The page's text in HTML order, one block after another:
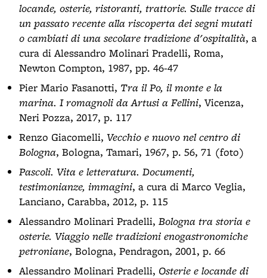
locande, osterie, ristoranti, trattorie. Sulle tracce di
un passato recente alla riscoperta dei segni mutati
o cambiati di una secolare tradizione d'ospitalità, a
cura di Alessandro Molinari Pradelli, Roma,
Newton Compton, 1987, pp. 46-47
Pier Mario Fasanotti, Tra il Po, il monte e la
marina. I romagnoli da Artusi a Fellini, Vicenza,
Neri Pozza, 2017, p. 117
Renzo Giacomelli, Vecchio e nuovo nel centro di
Bologna, Bologna, Tamari, 1967, p. 56, 71 (foto)
Pascoli. Vita e letteratura. Documenti,
testimonianze, immagini, a cura di Marco Veglia,
Lanciano, Carabba, 2012, p. 115
Alessandro Molinari Pradelli, Bologna tra storia e
osterie. Viaggio nelle tradizioni enogastronomiche
petroniane, Bologna, Pendragon, 2001, p. 66
Alessandro Molinari Pradelli, Osterie e locande di